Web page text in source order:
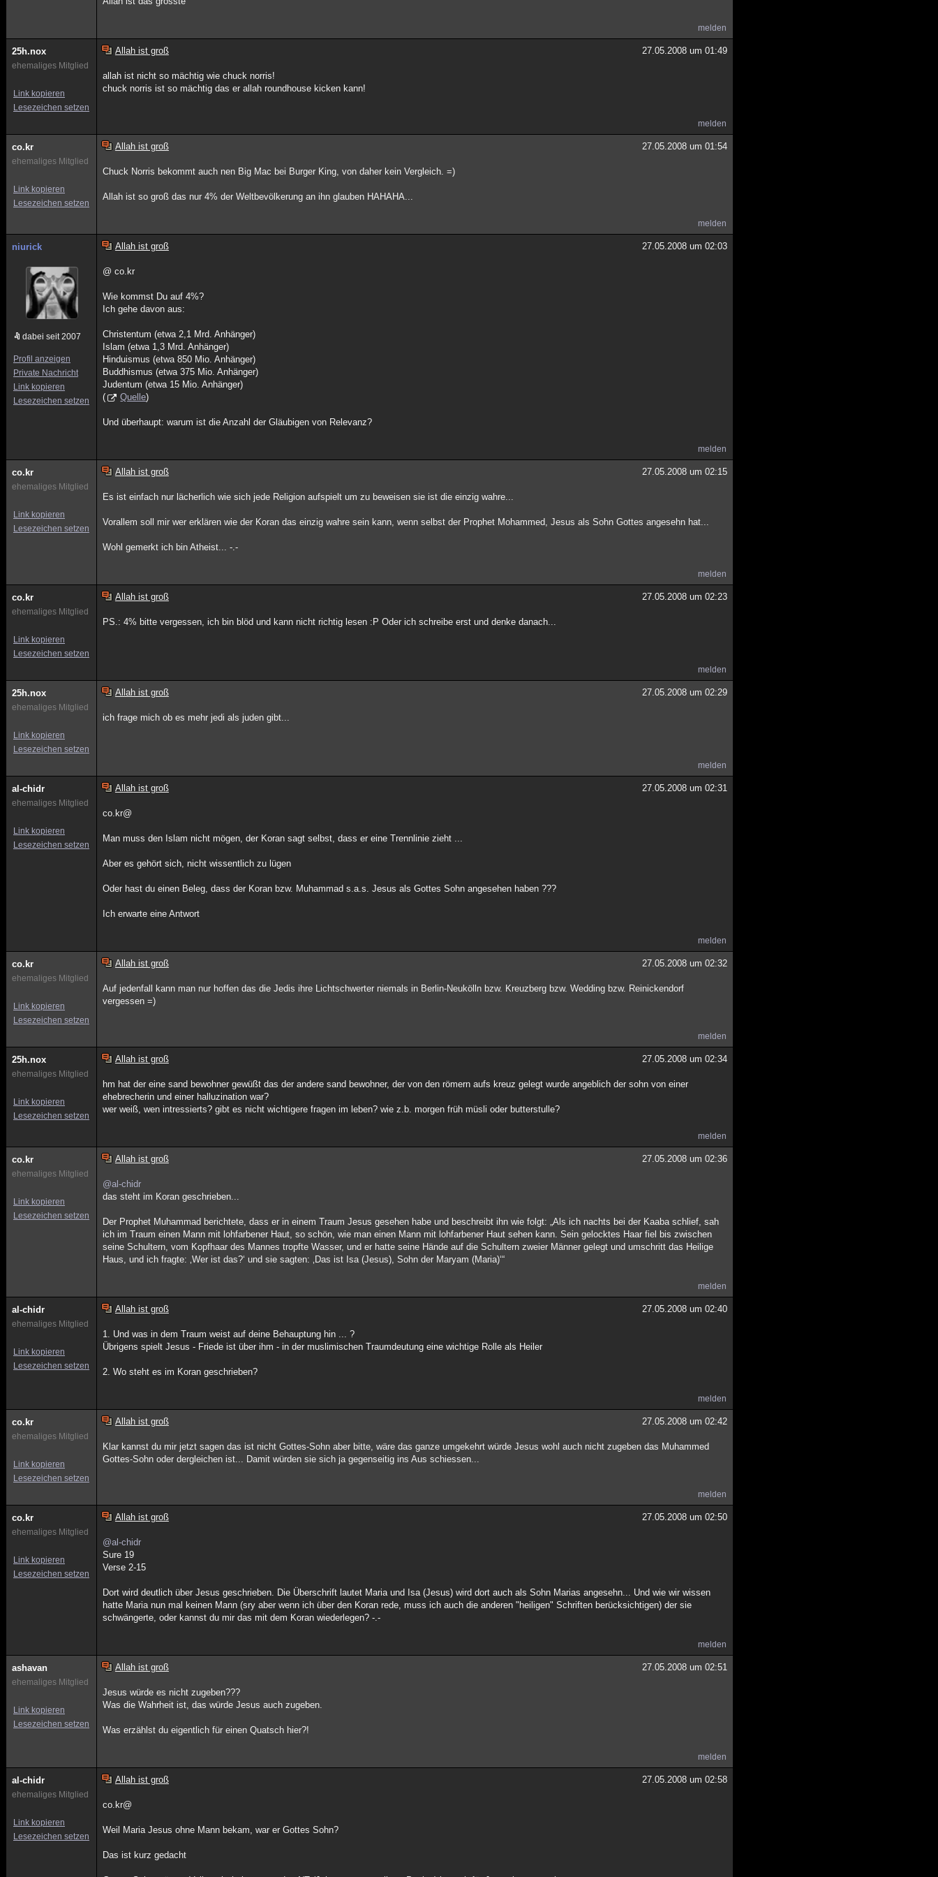
melden
25h.nox
ehemaliges Mitglied
Link kopieren
Lesezeichen setzen
Allah ist groß 27.05.2008 um 01:49
allah ist nicht so mächtig wie chuck norris!
chuck norris ist so mächtig das er allah roundhouse kicken kann!
melden
co.kr
ehemaliges Mitglied
Link kopieren
Lesezeichen setzen
Allah ist groß 27.05.2008 um 01:54
Chuck Norris bekommt auch nen Big Mac bei Burger King, von daher kein Vergleich. =)
Allah ist so groß das nur 4% der Weltbevölkerung an ihn glauben HAHAHA...
melden
niurick
dabei seit 2007
Profil anzeigen
Private Nachricht
Link kopieren
Lesezeichen setzen
Allah ist groß 27.05.2008 um 02:03
@ co.kr
Wie kommst Du auf 4%?
Ich gehe davon aus:
Christentum (etwa 2,1 Mrd. Anhänger)
Islam (etwa 1,3 Mrd. Anhänger)
Hinduismus (etwa 850 Mio. Anhänger)
Buddhismus (etwa 375 Mio. Anhänger)
Judentum (etwa 15 Mio. Anhänger)
(
Quelle)
Und überhaupt: warum ist die Anzahl der Gläubigen von Relevanz?
melden
co.kr
ehemaliges Mitglied
Link kopieren
Lesezeichen setzen
Allah ist groß 27.05.2008 um 02:15
Es ist einfach nur lächerlich wie sich jede Religion aufspielt um zu beweisen sie ist die einzig wahre...
Vorallem soll mir wer erklären wie der Koran das einzig wahre sein kann, wenn selbst der Prophet Mohammed, Jesus als Sohn Gottes angesehn hat...
Wohl gemerkt ich bin Atheist... -.-
melden
co.kr
ehemaliges Mitglied
Link kopieren
Lesezeichen setzen
Allah ist groß 27.05.2008 um 02:23
PS.: 4% bitte vergessen, ich bin blöd und kann nicht richtig lesen :P Oder ich schreibe erst und denke danach...
melden
25h.nox
ehemaliges Mitglied
Link kopieren
Lesezeichen setzen
Allah ist groß 27.05.2008 um 02:29
ich frage mich ob es mehr jedi als juden gibt...
melden
al-chidr
ehemaliges Mitglied
Link kopieren
Lesezeichen setzen
Allah ist groß 27.05.2008 um 02:31
co.kr@
Man muss den Islam nicht mögen, der Koran sagt selbst, dass er eine Trennlinie zieht ...
Aber es gehört sich, nicht wissentlich zu lügen
Oder hast du einen Beleg, dass der Koran bzw. Muhammad s.a.s. Jesus als Gottes Sohn angesehen haben ???
Ich erwarte eine Antwort
melden
co.kr
ehemaliges Mitglied
Link kopieren
Lesezeichen setzen
Allah ist groß 27.05.2008 um 02:32
Auf jedenfall kann man nur hoffen das die Jedis ihre Lichtschwerter niemals in Berlin-Neukölln bzw. Kreuzberg bzw. Wedding bzw. Reinickendorf
vergessen =)
melden
25h.nox
ehemaliges Mitglied
Link kopieren
Lesezeichen setzen
Allah ist groß 27.05.2008 um 02:34
hm hat der eine sand bewohner gewüßt das der andere sand bewohner, der von den römern aufs kreuz gelegt wurde angeblich der sohn von einer
ehebrecherin und einer halluzination war?
wer weiß, wen intressierts? gibt es nicht wichtigere fragen im leben? wie z.b. morgen früh müsli oder butterstulle?
melden
co.kr
ehemaliges Mitglied
Link kopieren
Lesezeichen setzen
Allah ist groß 27.05.2008 um 02:36
@al-chidr
das steht im Koran geschrieben...
Der Prophet Muhammad berichtete, dass er in einem Traum Jesus gesehen habe und beschreibt ihn wie folgt: „Als ich nachts bei der Kaaba schlief, sah
ich im Traum einen Mann mit lohfarbener Haut, so schön, wie man einen Mann mit lohfarbener Haut sehen kann. Sein gelocktes Haar fiel bis zwischen
seine Schultern, vom Kopfhaar des Mannes tropfte Wasser, und er hatte seine Hände auf die Schultern zweier Männer gelegt und umschritt das Heilige
Haus, und ich fragte: ‚Wer ist das?‘ und sie sagten: ‚Das ist Isa (Jesus), Sohn der Maryam (Maria)‘“
melden
al-chidr
ehemaliges Mitglied
Link kopieren
Lesezeichen setzen
Allah ist groß 27.05.2008 um 02:40
1. Und was in dem Traum weist auf deine Behauptung hin ... ?
Übrigens spielt Jesus - Friede ist über ihm - in der muslimischen Traumdeutung eine wichtige Rolle als Heiler
2. Wo steht es im Koran geschrieben?
melden
co.kr
ehemaliges Mitglied
Link kopieren
Lesezeichen setzen
Allah ist groß 27.05.2008 um 02:42
Klar kannst du mir jetzt sagen das ist nicht Gottes-Sohn aber bitte, wäre das ganze umgekehrt würde Jesus wohl auch nicht zugeben das Muhammed
Gottes-Sohn oder dergleichen ist... Damit würden sie sich ja gegenseitig ins Aus schiessen...
melden
co.kr
ehemaliges Mitglied
Link kopieren
Lesezeichen setzen
Allah ist groß 27.05.2008 um 02:50
@al-chidr
Sure 19
Verse 2-15
Dort wird deutlich über Jesus geschrieben. Die Überschrift lautet Maria und Isa (Jesus) wird dort auch als Sohn Marias angesehn... Und wie wir wissen
hatte Maria nun mal keinen Mann (sry aber wenn ich über den Koran rede, muss ich auch die anderen "heiligen" Schriften berücksichtigen) der sie
schwängerte, oder kannst du mir das mit dem Koran wiederlegen? -.-
melden
ashavan
ehemaliges Mitglied
Link kopieren
Lesezeichen setzen
Allah ist groß 27.05.2008 um 02:51
Jesus würde es nicht zugeben???
Was die Wahrheit ist, das würde Jesus auch zugeben.
Was erzählst du eigentlich für einen Quatsch hier?!
melden
al-chidr
ehemaliges Mitglied
Link kopieren
Lesezeichen setzen
Allah ist groß 27.05.2008 um 02:58
co.kr@
Weil Maria Jesus ohne Mann bekam, war er Gottes Sohn?
Das ist kurz gedacht